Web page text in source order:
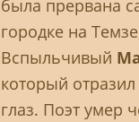
была прервана
городке на
Вспыльчивый
который
глаз. Поэт умер